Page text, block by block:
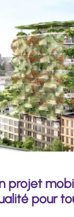
projet
pour